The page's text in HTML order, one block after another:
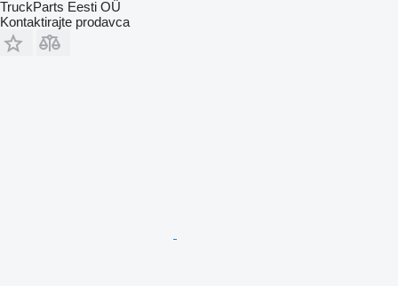
TruckParts Eesti OÜ
Kontaktirajte prodavca